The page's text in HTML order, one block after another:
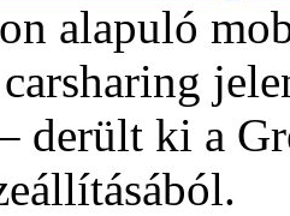
alapuló
derült ki a